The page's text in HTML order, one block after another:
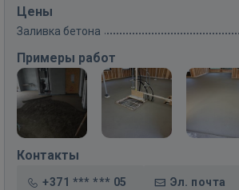
Цены
Заливка бетона
Примеры работ
Контакты
+371 *** *** 05 Эл. почта